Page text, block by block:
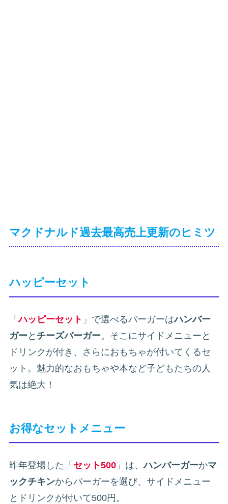
マクドナルド過去最高売上更新のヒミツ
ハッピーセット
「ハッピーセット 」で選べるバーガーはハンバー
ガーと チーズバーガー。そこにサイドメニューと
ドリンクが付き、さらにおもちゃが付いてくるセ
ット。魅力的なおもちゃや本など子どもたちの人
気は絶大！
お得なセットメニュー
昨年登場した「 セット500 」は、ハンバーガーかマ
ックチキンからバーガーを選び、サイドメニュー
とドリンクが付いて500円。